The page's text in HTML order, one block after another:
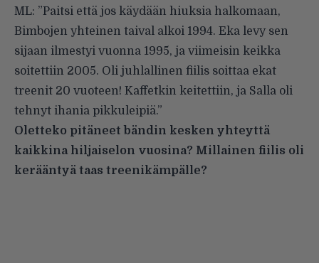
ML: ”Paitsi että jos käydään hiuksia halkomaan,
Bimbojen yhteinen taival alkoi 1994. Eka levy sen
sijaan ilmestyi vuonna 1995, ja viimeisin keikka
soitettiin 2005. Oli juhlallinen fiilis soittaa ekat
treenit 20 vuoteen! Kaffetkin keitettiin, ja Salla oli
tehnyt ihania pikkuleipiä.”
Oletteko pitäneet bändin kesken yhteyttä
kaikkina hiljaiselon vuosina? Millainen fiilis oli
kerääntyä taas treenikämpälle?